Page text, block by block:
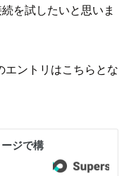
を試したいと思いま
エントリはこちらとな